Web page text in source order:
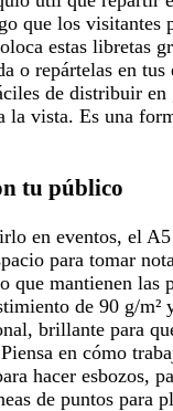
que los visitantes
estas libretas
o repártelas en tus
de distribuir en
la vista. Es una
tu público
en eventos, el
para tomar
que mantienen las
de 90 g/m²
brillante para
en cómo
hacer esbozos,
de puntos para